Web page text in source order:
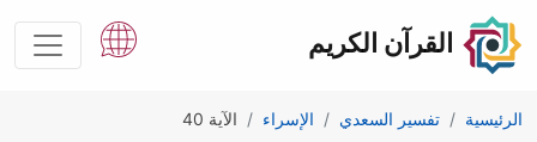
القرآن الكريم
الرئيسية تفسير السعدي الإسراء الآية 40